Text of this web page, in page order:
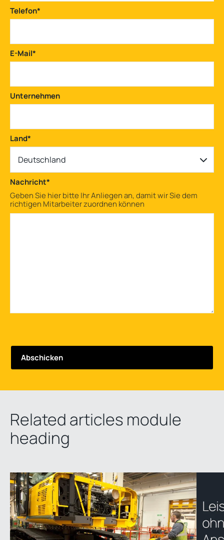
Telefon*
E-Mail*
Unternehmen
Land*
Deutschland
Nachricht*
Geben Sie hier bitte Ihr Anliegen an, damit wir Sie dem
richtigen Mitarbeiter zuordnen können
Related articles module
heading